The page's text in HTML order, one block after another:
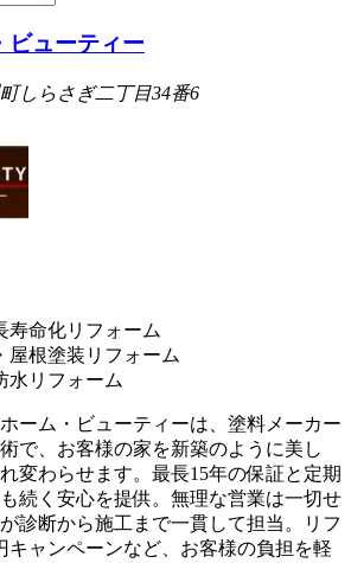
ビューティー
しらさぎ二丁目34番6
寿命化リフォーム
屋根塗装リフォーム
水リフォーム
ーム・ビューティーは、塗料メーカー
で、お客様の家を新築のように美し
変わらせます。最長15年の保証と定期
続く安心を提供。無理な営業は一切せ
診断から施工まで一貫して担当。リフ
キャンペーンなど、お客様の負担を軽